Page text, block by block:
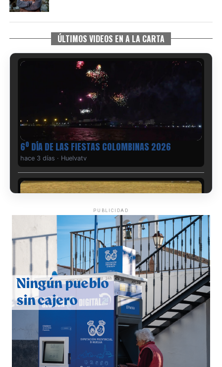
ÚLTIMOS VIDEOS EN A LA CARTA
6º DÍA DE LAS FIESTAS COLOMBINAS 2026
hace 3 días · Huelvatv
QUINTA CORRIDA DE LAS FIESTAS COLOMBINAS
2026
hace 3 días·Huelvatv
PUBLICIDAD